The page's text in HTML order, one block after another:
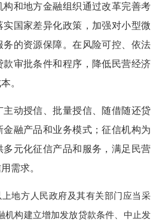
和地方金融组织通过改革完善考
国家差异化政策，加强对小型微
的资源保障。在风险可控、依法
审批条件和程序，降低民营经济
。
动授信、批量授信、随借随还贷
融产品和业务模式；征信机构为
多元化征信产品和服务，满足民营
需求。
上地方人民政府及其有关部门应当采
机构建立增加发放贷款条件、中止发